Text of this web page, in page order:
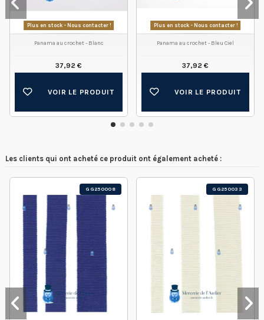
Plus en stock - Nous contacter !
Panama au crochet - Blanc
37,92 €
VOIR LE PRODUIT
Plus en stock - Nous contacter !
Panama au crochet - Bleu Ciel
37,92 €
VOIR LE PRODUIT
Les clients qui ont acheté ce produit ont également acheté :
GG250008 GG250033